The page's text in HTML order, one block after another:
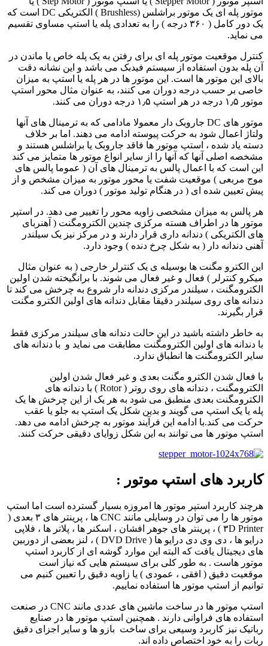
موتور پله ای یک موتور براشلس (Brushless ) الکتریکی DC است که
یک دور کامل ( ۳۶۰ درجه ) را به تعدادی پله یا استپ مساوی تقسیم
می نماید.
کنترل موقعیت موتور پله ای برای رفتن به یک پله خاص یا ماندن در
آن پله بدون استفاده از سیستم فیدبک می باشد و این نشانه دقت
بالای این موتور ها است. این موتور ها در هر پله یا استپ به میزان
خاصی بر حسب درجه دوران می کنند، به عنوان مثال محور استپ
موتور ۱٫۵ درجه در هر استپ ۱٫۵ درجه دوران می کنند.
موتور های DC جاروبک دار معمولا مادامی که به ترمینال های آنها
ولتاژ اعمال شود به حرکت پیوسته ادامه می دهند. اما بر خلاف
دسته یاد شده ، استپ موتور ها فاقد جاروبک یا براشلس هستند و
مشخصه اصلی آنها که آنها را از سایر انواع موتور ها متمایز می کند
این است که با اعمال پالس به ترمینال های آن ( عموما پالس های
موج مربعی ) موقعیت شفت یا محور موتور به میزان مشخص و از
پیش تعیین شده ای ( در هنگام تولید موتور ) دوران می کند.
هر پالس به میزان مشخصی زاویه محور را تغییر می دهد. در استپر
موتور ها در اطراف هسته مرکزی چندین الکترومگنت ( آهنربای
های الکتریکی ) دندانه داری قرار دارند و در مرکز نیز یک سیلندر
آهنی دندانه دار ( به شکل چرخ دنده ) وجود دارد.
این الکترو مگنت ها بوسیله ی یک کنترلر خارجی ( به عنوان مثال
میکرو کنترلر ) فعال و غیر فعال می شوند. با برانگیخته شدن اولین
الکترومگنت ، سیلندر مرکزی دندانه دار شروع به چرخش می کند تا
دندانه های روی سیلندر دقیقا مقابل دندانه های اولین الکترو مگنت
قرار بگیرند.
به خاطر داشته باشید در این حالت دندانه های سیلندر مرکزی فقط
با دندانه های اولین الکترومگنت مطابقت می نماید و با دندانه های
سایر الکترومگنت ها انطباق ندارد.
با فعال شدن الکترو مگنت بعدی و غیر فعال شدن اولین
الکترومگنت ، دندانه های روی روتر ( Rotor ) با دندانه های
الکترومگنت بعدی منطبق می شود به هر یک از این چرخش ها یک
پله یا یک استپ می گویند و بدین شکل یک استپ به جلو یا عقب
حرکت می کند.با ادامه این فرآیند موتور به چرخش ادامه می دهد.
استپ موتور ها می توانند به این شکل زوایای دقیقی حرکت کنند.
کاربرد های استپ موتور :
هرچند کاربرد استپر موتور ها امروزه بسیار گسترده است اما استپ
موتور ها را می توان در وسایلی مانند CNC ها ، پرینتر های ۳ بعدی (
۳D Printer ) ، پرینتر های جوهر افشان ، اسکنر ها ، پلاتر ها ، فلاپی
درایو ها ، دی وی دی درایو ها ( DVD Drive ) ، لنز بعضی از دوربین
های دیجیتال یافت که البته این موارد گوشه ای از کاربرد استپ
موتور هاست . به طور کلی برای سیستم هایی که نیاز است
موقعیت دقیق ( افقی ، عمودی ) یا زاویه دقیق را تعیین کنیم می
توانیم از استپ موتور ها استفاده نماییم.
استپ موتور ها در ساخت ماشین های عددی مانند CNC در صنعت
استفاده های فراوانی دارند . همچنین استپ موتور ها در صنایع
رباتیک نیز کاربرد وسیعی برای ساخت بازو ها و سایر اجزای دقیق
ربات را به خود اختصاص داده اند.